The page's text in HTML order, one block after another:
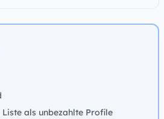
als unbezahlte Profile